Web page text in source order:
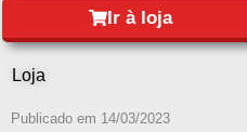
Ir à loja
Loja
Publicado em 14/03/2023